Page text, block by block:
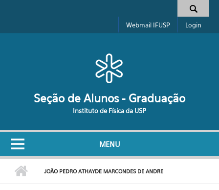
Formulário de busca
Webmail IFUSP Login
Seção de Alunos - Graduação
Instituto de Física da USP
MENU
JOÃO PEDRO ATHAYDE MARCONDES DE ANDRE